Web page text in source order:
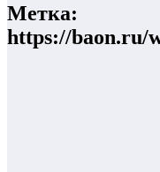
Метка:
https://baon.ru/